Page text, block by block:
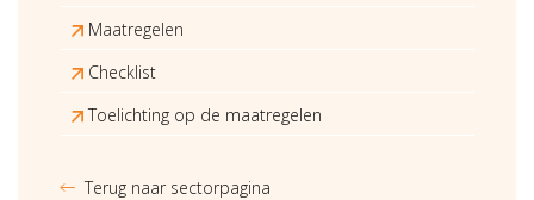
Maatregelen
Checklist
Toelichting op de maatregelen
Terug naar sectorpagina